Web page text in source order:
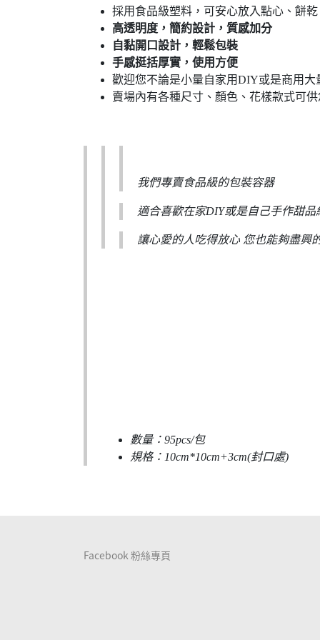
採用食品級塑料，可安心放入點心、餅乾
高透明度，簡約設計，質感加分
自黏開口設計，輕鬆包裝
手感挺括厚實，使用方便
歡迎您不論是小量自家用DIY或是商用大
賣場內有各種尺寸、顏色、花樣款式可
我們專賣食品級的包裝容器
適合喜歡在家DIY或是自己手作甜
讓心愛的人吃得放心 您也能夠盡興
數量：95pcs/包
規格： 10cm*10cm+3cm(封口處)
Facebook 粉絲專頁